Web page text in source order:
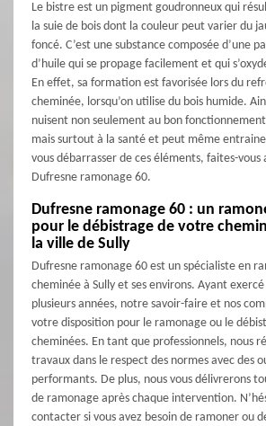
Le bistre est un pigment goudronneux qui
la suie de bois dont la couleur peut varier du
foncé. C’est une substance composée d’une
d’huile qui se propage facilement et qui
En effet, sa formation est favorisée lors du
cheminée, lorsqu’on utilise du bois humide.
nuisent non seulement au bon
mais surtout à la santé et peut même
vous débarrasser de ces éléments, faites-vous
Dufresne ramonage 60.
Dufresne ramonage 60 : un
pour le débistrage de votre
la ville de Sully
Dufresne ramonage 60 est un spécialiste en
cheminée à Sully et ses environs. Ayant
plusieurs années, notre savoir-faire et nos
votre disposition pour le ramonage ou le
cheminées. En tant que professionnels, nous
travaux dans le respect des normes avec des
performants. De plus, nous vous délivrerons
de ramonage après chaque intervention.
contacter si vous avez besoin de ramoner ou